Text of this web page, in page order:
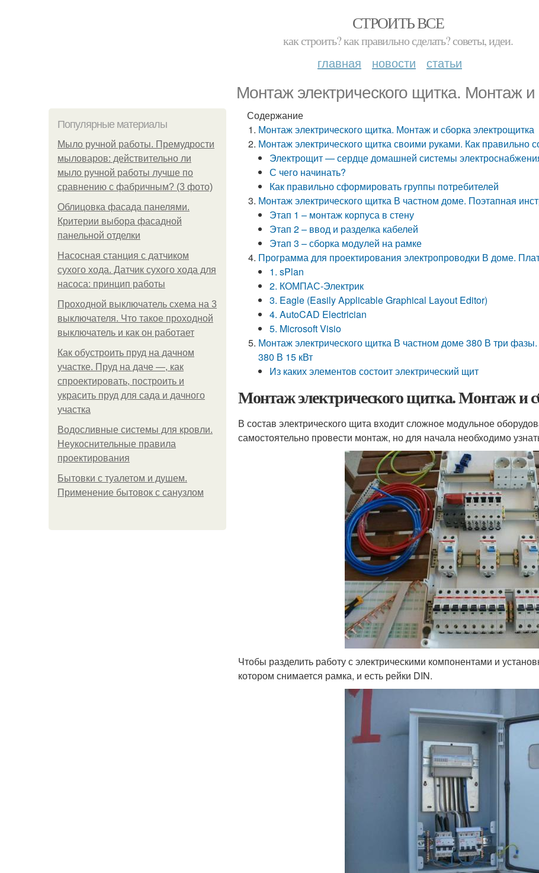
СТРОИТЬ ВСЕ
как строить? как правильно сделать? советы, идеи.
главная новости статьи
Монтаж электрического щитка. Монтаж
Популярные материалы
Мыло ручной работы. Премудрости
мыловаров: действительно ли
мыло ручной работы лучше по
сравнению с фабричным? (3 фото)
Облицовка фасада панелями.
Критерии выбора фасадной
панельной отделки
Насосная станция с датчиком
сухого хода. Датчик сухого хода для
насоса: принцип работы
Проходной выключатель схема на 3
выключателя. Что такое проходной
выключатель и как он работает
Как обустроить пруд на дачном
участке. Пруд на даче —, как
спроектировать, построить и
украсить пруд для сада и дачного
участка
Водосливные системы для кровли.
Неукоснительные правила
проектирования
Бытовки с туалетом и душем.
Применение бытовок с санузлом
Содержание
Монтаж электрического щитка. Монтаж и сборка электрощитка
Монтаж электрического щитка своими руками. Как правильно
Электрощит — сердце домашней системы
С чего начинать?
Как правильно сформировать группы потребителей
Монтаж электрического щитка В частном доме. Поэтапная
Этап 1 – монтаж корпуса в стену
Этап 2 – ввод и разделка кабелей
Этап 3 – сборка модулей на рамке
Программа для проектирования электропроводки В доме.
1. sPlan
2. КОМПАС-Электрик
3. Eagle (Easily Applicable Graphical Layout Editor)
4. AutoCAD Electrician
5. Microsoft Visio
Монтаж электрического щитка В частном доме 380 В три
380 В 15 кВт
Из каких элементов состоит электрический щит
Монтаж электрического щитка. Монтаж и
В состав электрического щита входит сложное модульное
самостоятельно провести монтаж, но для начала необходимо
Чтобы разделить работу с электрическими компонентами и
котором снимается рамка, и есть рейки DIN.